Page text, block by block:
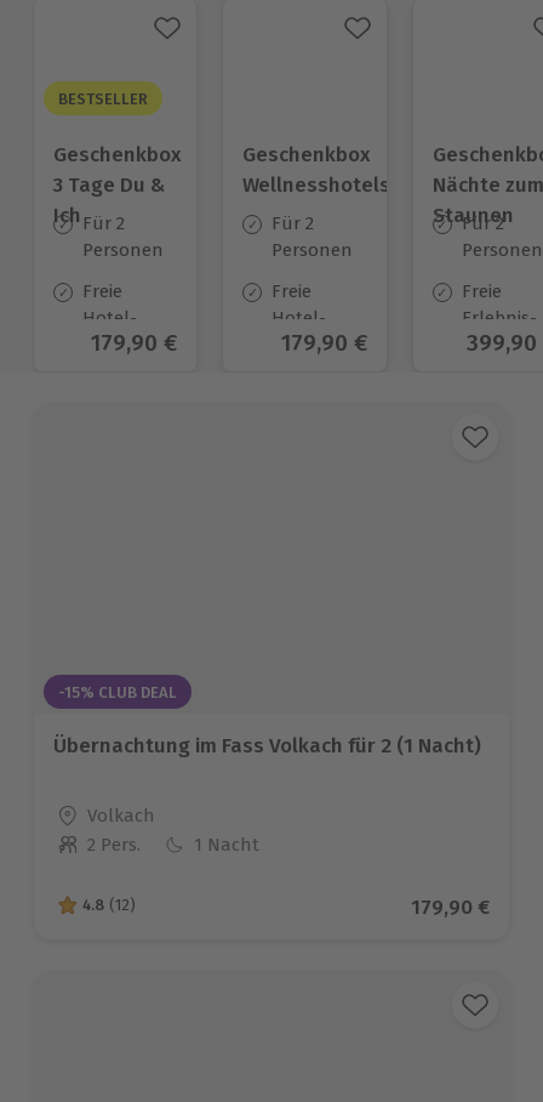
BESTSELLER
Geschenkbox
3 Tage Du &
Ich Für 2
Personen
Freie
Hotel-
Auswahl
Aktueller Preis
179,90 €
Geschenkbox
Wellnesshotels
Für 2
Personen
Freie
Hotel-
Auswahl
Aktueller Preis
179,90 €
Nächte zum
Staunen
Für 2
Personen
Freie
Erlebnis-
Auswahl
399,90
-15% CLUB DEAL
Übernachtung im Fass Volkach für 2 (1 Nacht)
Standort
Volkach
Anzahl der Teilnehmer
2 Pers. 1 Nacht
4.8 von 5 Sternen basierend auf 12 Bewertungen
4.8 (12) Aktueller
179,90 €